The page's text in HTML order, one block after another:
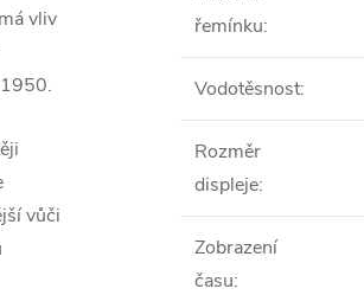
vliv
vůči
řemínku:
Vodotěsnost:
Rozměr
displeje:
Zobrazení
času: